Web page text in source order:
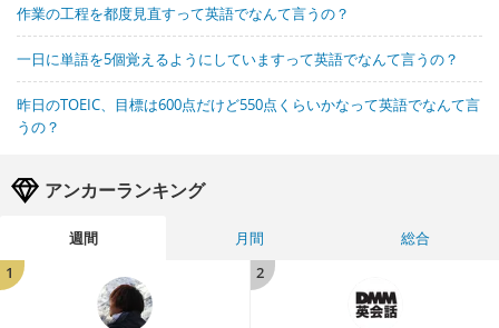
作業の工程を都度見直すって英語でなんて言うの？
一日に単語を5個覚えるようにしていますって英語でなんて言うの？
昨日のTOEIC、目標は600点だけど550点くらいかなって英語でなんて言
うの？
アンカーランキング
週間 月間
総合
1
2